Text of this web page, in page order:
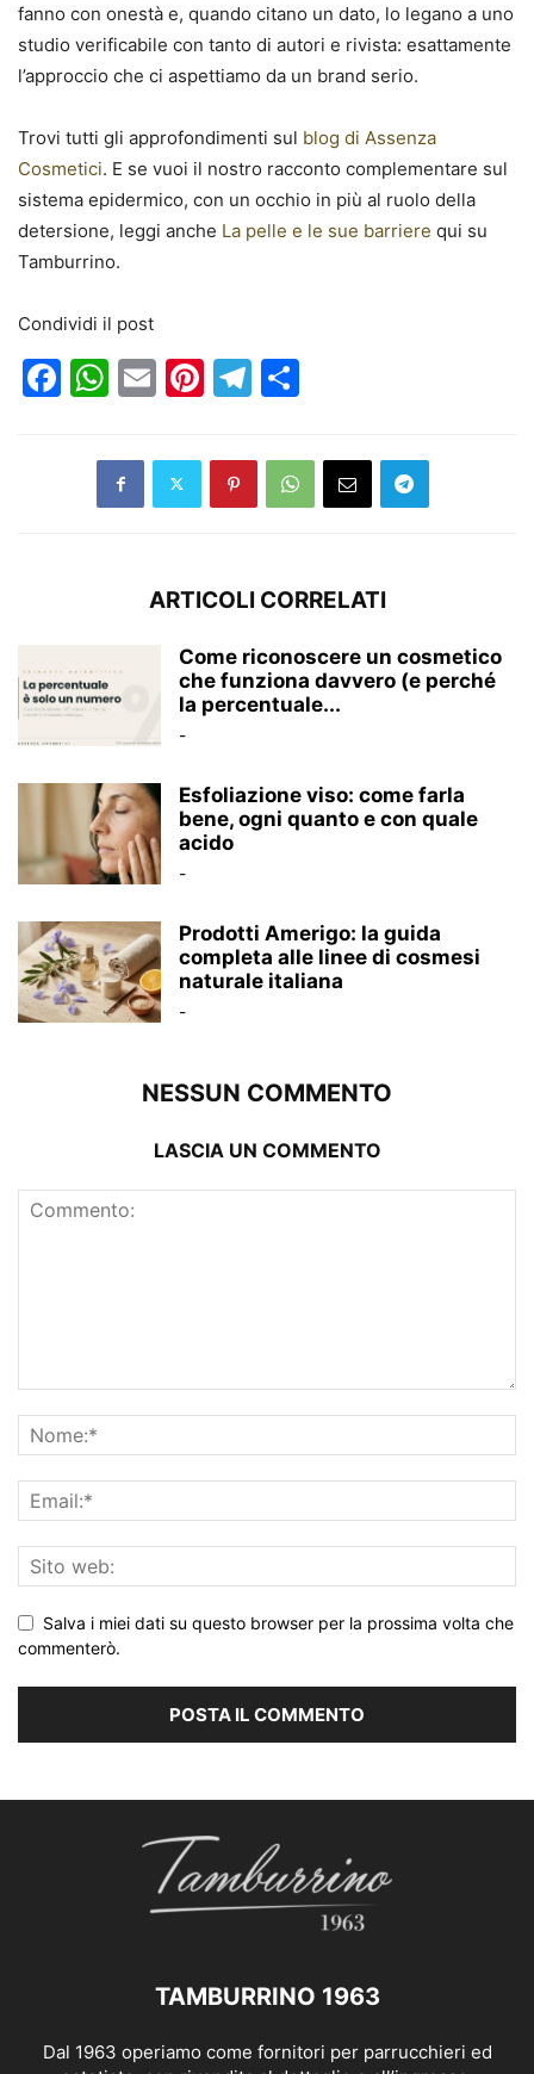
fanno con onestà e, quando citano un dato, lo legano a uno
studio verificabile con tanto di autori e rivista: esattamente
l’approccio che ci aspettiamo da un brand serio.
Trovi tutti gli approfondimenti sul blog di Assenza
Cosmetici. E se vuoi il nostro racconto complementare sul
sistema epidermico, con un occhio in più al ruolo della
detersione, leggi anche La pelle e le sue barriere qui su
Tamburrino.
Condividi il post
Facebook
WhatsApp
EmailPinterest
Telegram
ARTICOLI CORRELATI
Come riconoscere un cosmetico
che funziona davvero (e perché
la percentuale...
-
Esfoliazione viso: come farla
bene, ogni quanto e con quale
acido
-
Prodotti Amerigo: la guida
completa alle linee di cosmesi
naturale italiana
-
NESSUN COMMENTO
LASCIA UN COMMENTO
Salva i miei dati su questo browser per la prossima volta che
commenterò.
TAMBURRINO 1963
Dal 1963 operiamo come fornitori per parrucchieri ed